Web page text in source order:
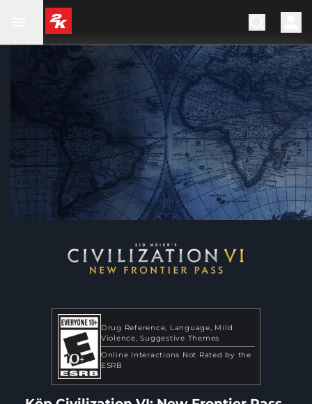
Drug Reference Language
Mild
Violence Suggestive Themes
Online Interactions Not Rated by the
ESRB